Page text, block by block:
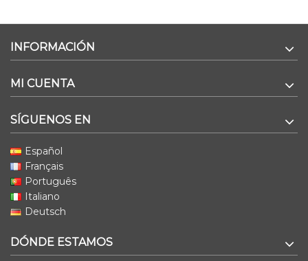
INFORMACIÓN
MI CUENTA
SÍGUENOS EN
Español
Français
Português
Italiano
Deutsch
DÓNDE ESTAMOS